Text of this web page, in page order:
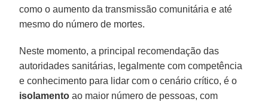
como o aumento da transmissão comunitária e até
mesmo do número de mortes.
Neste momento, a principal recomendação das
autoridades sanitárias, legalmente com competência
e conhecimento para lidar com o cenário crítico, é o
isolamento ao maior número de pessoas, com